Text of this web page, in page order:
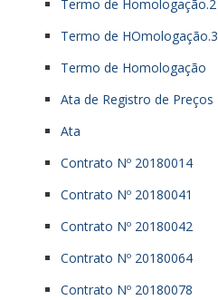
Termo de Homologação.2
Termo de HOmologação.3
Termo de Homologação
Ata de Registro de Preços
Ata
Contrato Nº 20180014
Contrato Nº 20180041
Contrato Nº 20180042
Contrato Nº 20180064
Contrato Nº 20180078